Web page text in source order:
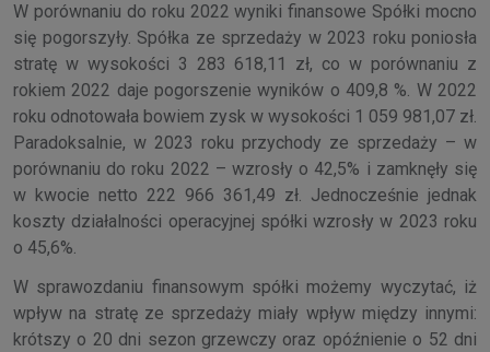
W porównaniu do roku 2022 wyniki finansowe Spółki mocno
się pogorszyły. Spółka ze sprzedaży w 2023 roku poniosła
stratę w wysokości 3 283 618,11 zł, co w porównaniu z
rokiem 2022 daje pogorszenie wyników o 409,8 %. W 2022
roku odnotowała bowiem zysk w wysokości 1 059 981,07 zł.
Paradoksalnie, w 2023 roku przychody ze sprzedaży – w
porównaniu do roku 2022 – wzrosły o 42,5% i zamknęły się
w kwocie netto 222 966 361,49 zł. Jednocześnie jednak
koszty działalności operacyjnej spółki wzrosły w 2023 roku
o 45,6%.
W sprawozdaniu finansowym spółki możemy wyczytać, iż
wpływ na stratę ze sprzedaży miały wpływ między innymi:
krótszy o 20 dni sezon grzewczy oraz opóźnienie o 52 dni